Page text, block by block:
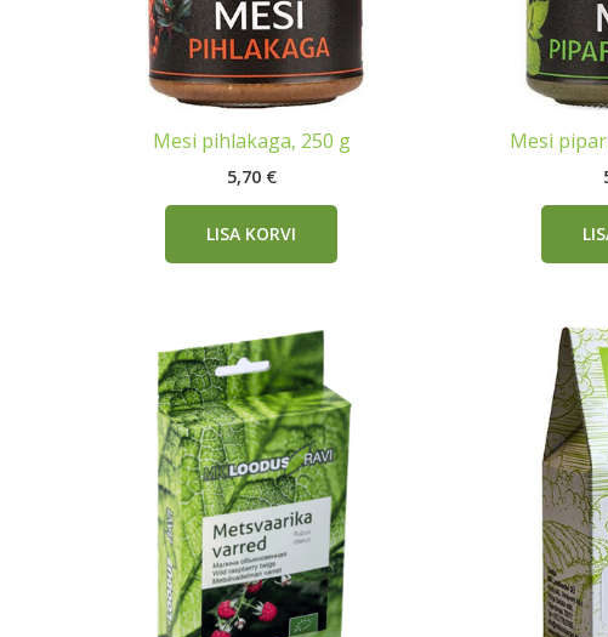
Mesi pihlakaga, 250 g
5,70 €
LISA KORVI
Mesi